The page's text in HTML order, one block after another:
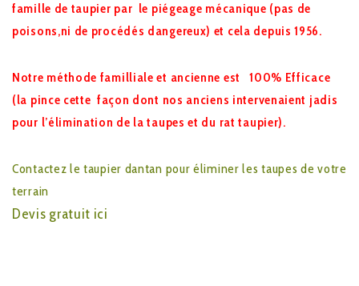
famille de taupier par le piégeage mécanique (pas de
poisons,ni de procédés dangereux) et cela depuis 1956.
Notre méthode familliale et ancienne est 100% Efficace
(la pince cette façon dont nos anciens intervenaient jadis
pour l’élimination de la taupes et du rat taupier).
Contactez le taupier dantan pour éliminer les taupes de votre
terrain
Devis gratuit ici